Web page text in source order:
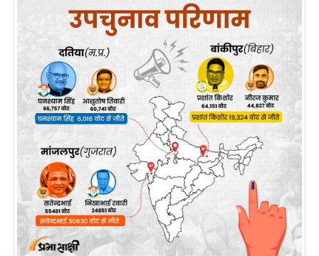
रा
य
ब
ज
ट
खे
ल
क्रि
के
ट
I
P